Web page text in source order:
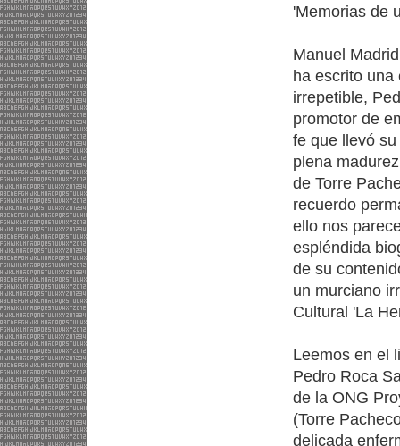
'Memorias de
Manuel
ha escrito una
irrepetible,
promotor de
fe que llevó
plena
de Torre
recuerdo
ello nos
espléndida
de su
un murciano
Cultural 'La
Leemos en el
Pedro Roca
de la ONG
(Torre
delicada